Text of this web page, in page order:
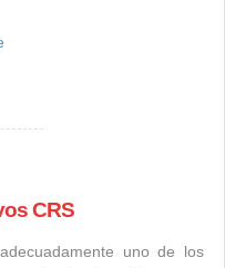
CRS
uno de los